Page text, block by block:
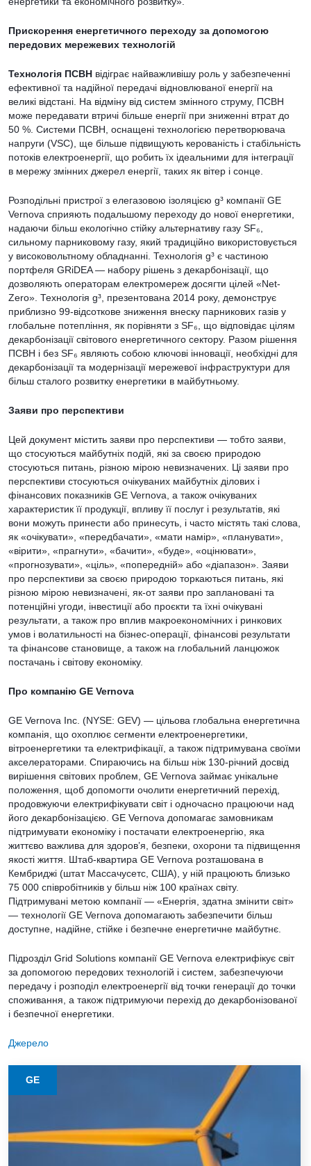
Прискорення енергетичного переходу за допомогою
передових мережевих технологій
Технологія ПСВН відіграє найважливішу роль у забезпеченні
ефективної та надійної передачі відновлюваної енергії на
великі відстані. На відміну від систем змінного струму, ПСВН
може передавати втричі більше енергії при зниженні втрат до
50 %. Системи ПСВН, оснащені технологією перетворювача
напруги (VSC), ще більше підвищують керованість і стабільність
потоків електроенергії, що робить їх ідеальними для інтеграції
в мережу змінних джерел енергії, таких як вітер і сонце.
Розподільні пристрої з елегазовою ізоляцією g³ компанії GE
Vernova сприяють подальшому переходу до нової енергетики,
надаючи більш екологічно стійку альтернативу газу SF₆,
сильному парниковому газу, який традиційно використовується
у високовольтному обладнанні. Технологія g³ є частиною
портфеля GRiDEA — набору рішень з декарбонізації, що
дозволяють операторам електромереж досягти цілей «Net-
Zero». Технологія g³, презентована 2014 року, демонструє
приблизно 99-відсоткове зниження внеску парникових газів у
глобальне потепління, як порівняти з SF₆, що відповідає цілям
декарбонізації світового енергетичного сектору. Разом рішення
ПСВН і без SF₆ являють собою ключові інновації, необхідні для
декарбонізації та модернізації мережевої інфраструктури для
більш сталого розвитку енергетики в майбутньому.
Заяви про перспективи
Цей документ містить заяви про перспективи — тобто заяви,
що стосуються майбутніх подій, які за своєю природою
стосуються питань, різною мірою невизначених. Ці заяви про
перспективи стосуються очікуваних майбутніх ділових і
фінансових показників GE Vernova, а також очікуваних
характеристик її продукції, впливу її послуг і результатів, які
вони можуть принести або принесуть, і часто містять такі слова,
як «очікувати», «передбачати», «мати намір», «планувати»,
«вірити», «прагнути», «бачити», «буде», «оцінювати»,
«прогнозувати», «ціль», «попередній» або «діапазон». Заяви
про перспективи за своєю природою торкаються питань, які
різною мірою невизначені, як-от заяви про заплановані та
потенційні угоди, інвестиції або проєкти та їхні очікувані
результати, а також про вплив макроекономічних і ринкових
умов і волатильності на бізнес-операції, фінансові результати
та фінансове становище, а також на глобальний ланцюжок
постачань і світову економіку.
Про компанію GE Vernova
GE Vernova Inc. (NYSE: GEV) — цільова глобальна енергетична
компанія, що охоплює сегменти електроенергетики,
вітроенергетики та електрифікації, а також підтримувана своїми
акселераторами. Спираючись на більш ніж 130-річний досвід
вирішення світових проблем, GE Vernova займає унікальне
положення, щоб допомогти очолити енергетичний перехід,
продовжуючи електрифікувати світ і одночасно працюючи над
його декарбонізацією. GE Vernova допомагає замовникам
підтримувати економіку і постачати електроенергію, яка
життєво важлива для здоров’я, безпеки, охорони та підвищення
якості життя. Штаб-квартира GE Vernova розташована в
Кембриджі (штат Массачусетс, США), у ній працюють близько
75 000 співробітників у більш ніж 100 країнах світу.
Підтримувані метою компанії — «Енергія, здатна змінити світ»
— технології GE Vernova допомагають забезпечити більш
доступне, надійне, стійке і безпечне енергетичне майбутнє.
Підрозділ Grid Solutions компанії GE Vernova електрифікує світ
за допомогою передових технологій і систем, забезпечуючи
передачу і розподіл електроенергії від точки генерації до точки
споживання, а також підтримуючи перехід до декарбонізованої
і безпечної енергетики.
Джерело
GE